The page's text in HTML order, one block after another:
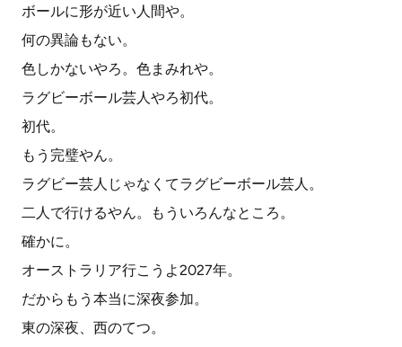
ボールに形が近い人間や。
何の異論もない。
色しかないやろ。色まみれや。
ラグビーボール芸人やろ初代。
初代。
もう完璧やん。
ラグビー芸人じゃなくてラグビーボール芸人。
二人で行けるやん。もういろんなところ。
確かに。
オーストラリア行こうよ2027年。
だからもう本当に深夜参加。
東の深夜、西のてつ。